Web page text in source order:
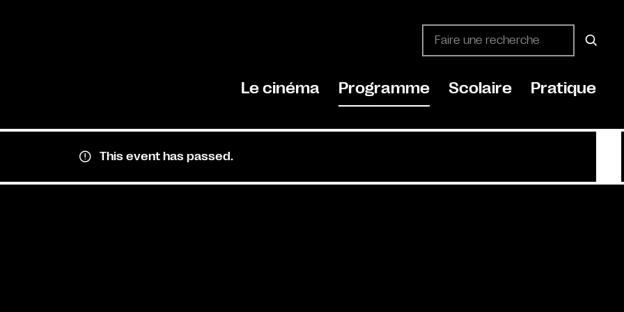
Le cinéma Programme Scolaire Pratique
This event has passed.